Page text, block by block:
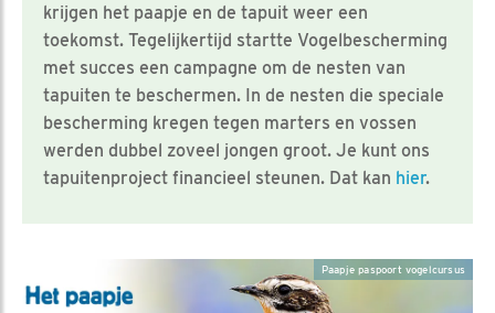
krijgen het paapje en de tapuit weer een
toekomst. Tegelijkertijd startte Vogelbescherming
met succes een campagne om de nesten van
tapuiten te beschermen. In de nesten die speciale
bescherming kregen tegen marters en vossen
werden dubbel zoveel jongen groot. Je kunt ons
tapuitenproject financieel steunen. Dat kan hier.
Paapje paspoort vogelcursus